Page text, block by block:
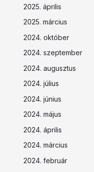
2025. április
2025. március
2024. október
2024. szeptember
2024. augusztus
2024. július
2024. június
2024. május
2024. április
2024. március
2024. február